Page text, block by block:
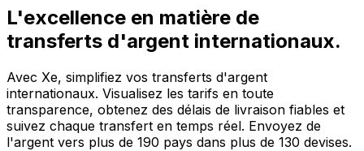
L'excellence en matière de
transferts d'argent internationaux.
Avec Xe, simplifiez vos transferts d'argent
internationaux. Visualisez les tarifs en toute
transparence, obtenez des délais de livraison fiables et
suivez chaque transfert en temps réel. Envoyez de
l'argent vers plus de 190 pays dans plus de 130 devises.